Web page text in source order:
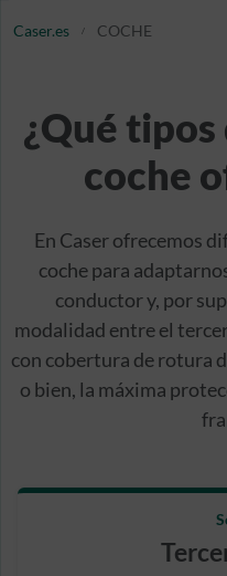
Caser.es COCHE
¿Qué tipos
coche
En Caser ofrecemos
coche para
conductor y, por
modalidad entre el
con cobertura de rotura
o bien, la máxima